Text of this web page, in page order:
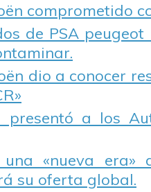
comprometido
de PSA
dio a conocer
presentó a los
«nueva
su oferta global.